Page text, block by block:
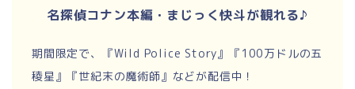
名探偵コナン本編・まじっく快斗が観れる♪
期間限定で、『Wild Police Story』『100万ドルの五
稜星』『世紀末の魔術師』などが配信中！